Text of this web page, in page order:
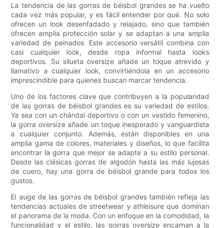
La tendencia de las gorras de béisbol grandes se ha vuelto
cada vez más popular, y es fácil entender por qué. No solo
ofrecen un look desenfadado y relajado, sino que también
ofrecen amplia protección solar y se adaptan a una amplia
variedad de peinados. Este accesorio versátil combina con
casi cualquier look, desde ropa informal hasta looks
deportivos. Su silueta oversize añade un toque atrevido y
llamativo a cualquier look, convirtiéndola en un accesorio
imprescindible para quienes buscan marcar tendencia.
Uno de los factores clave que contribuyen a la popularidad
de las gorras de béisbol grandes es su variedad de estilos.
Ya sea con un chándal deportivo o con un vestido femenino,
la gorra oversize añade un toque inesperado y vanguardista
a cualquier conjunto. Además, están disponibles en una
amplia gama de colores, materiales y diseños, lo que facilita
encontrar la gorra que mejor se adapte a su estilo personal.
Desde las clásicas gorras de algodón hasta las más lujosas
de cuero, hay una gorra de béisbol grande para todos los
gustos.
El auge de las gorras de béisbol grandes también refleja las
tendencias actuales de streetwear y athleisure que dominan
el panorama de la moda. Con un enfoque en la comodidad, la
funcionalidad y el estilo, las gorras oversize encarnan a la